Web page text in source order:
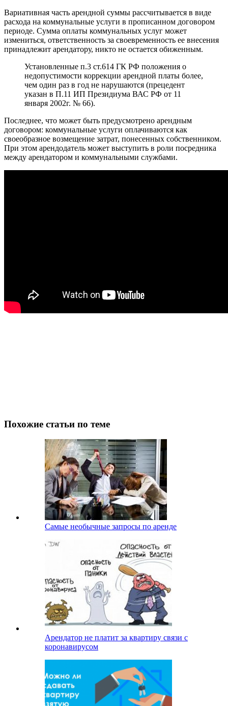
Вариативная часть арендной суммы рассчитывается в виде
расхода на коммунальные услуги в прописанном договором
периоде. Сумма оплаты коммунальных услуг может
измениться, ответственность за своевременность ее внесения
принадлежит арендатору, никто не остается обиженным.
Установленные п.3 ст.614 ГК РФ положения о
недопустимости коррекции арендной платы более,
чем один раз в год не нарушаются (прецедент
указан в П.11 ИП Президиума ВАС РФ от 11
января 2002г. № 66).
Последнее, что может быть предусмотрено арендным
договором: коммунальные услуги оплачиваются как
своеобразное возмещение затрат, понесенных собственником.
При этом арендодатель может выступить в роли посредника
между арендатором и коммунальными службами.
Похожие статьи по теме
Самые необычные запросы по аренде
Арендатор не платит за квартиру связи с
коронавирусом